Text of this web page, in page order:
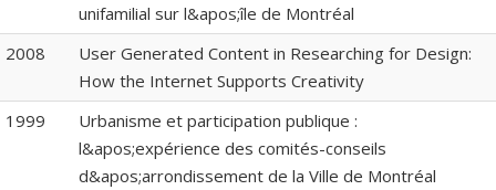
unifamilial sur l&apos;île de Montréal
2008
User Generated Content in Researching for Design:
How the Internet Supports Creativity
1999
Urbanisme et participation publique :
l&apos;expérience des comités-conseils
d&apos;arrondissement de la Ville de Montréal